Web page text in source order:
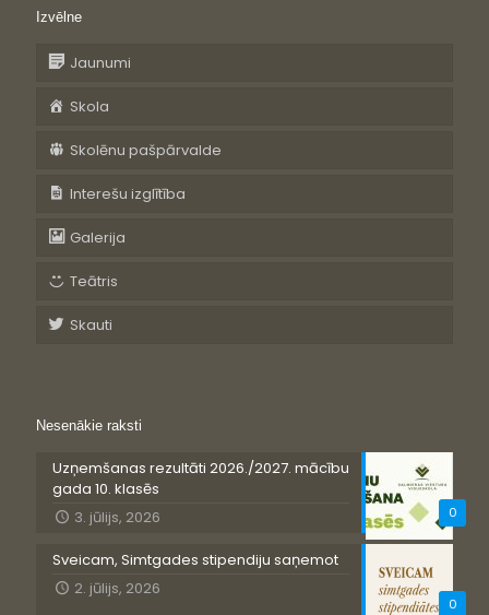
Izvēlne
Jaunumi
Skola
Skolēnu pašpārvalde
Interešu izglītība
Galerija
Teātris
Skauti
Nesenākie raksti
0
Uzņemšanas rezultāti 2026./2027. mācību
gada 10. klasēs
3. jūlijs, 2026
0
Sveicam, Simtgades stipendiju saņemot
2. jūlijs, 2026